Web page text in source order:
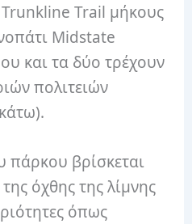
Trail μήκους
Midstate
και τα δύο τρέχουν
πολιτειών
πάρκου βρίσκεται
όχθης της λίμνης
όπως